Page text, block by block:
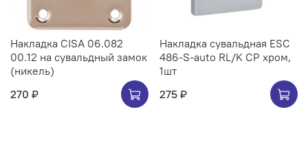
Накладка CISA 06.082
00.12 на сувальдный замок
(никель)
270 ₽
Накладка сувальдная ESC
486-S-auto RL/K CP хром,
1шт
275 ₽